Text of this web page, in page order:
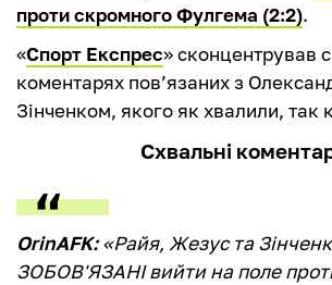
проти скромного Фулгема (2:2).
«Спорт Експрес» сконцентрував
коментарях пов’язаних з
Зінченком, якого як хвалили, так
Схвальні
OrinAFK:«Райя, Жезус та
ЗОБОВ'ЯЗАНІ вийти на поле